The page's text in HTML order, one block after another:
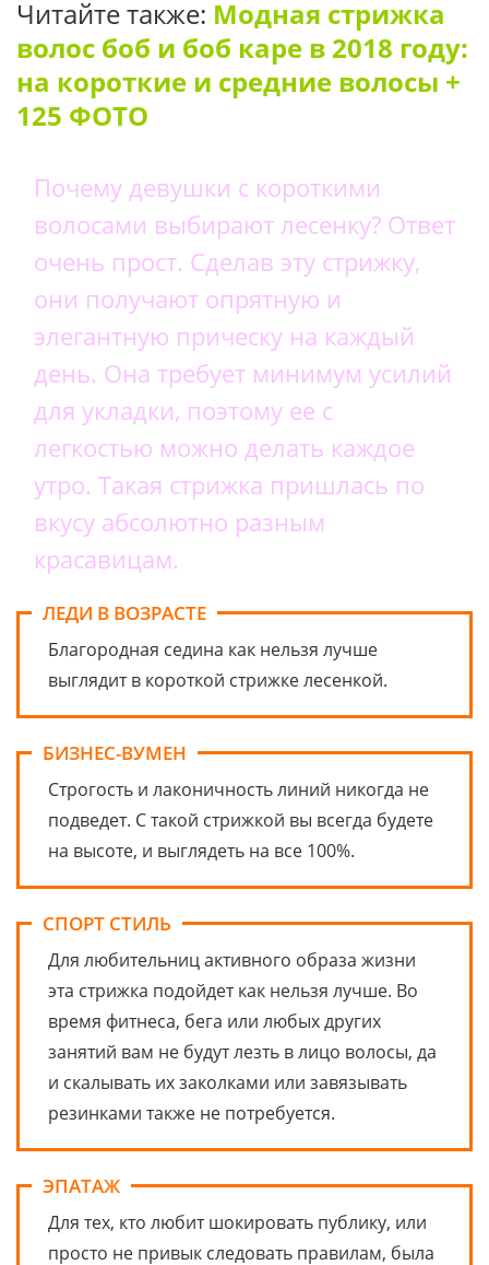
Читайте также: Модная стрижка
волос боб и боб каре в 2018 году:
на короткие и средние волосы +
125 ФОТО
Почему девушки с короткими
волосами выбирают лесенку? Ответ
очень прост. Сделав эту стрижку,
они получают опрятную и
элегантную прическу на каждый
день. Она требует минимум усилий
для укладки, поэтому ее с
легкостью можно делать каждое
утро. Такая стрижка пришлась по
вкусу абсолютно разным
красавицам.
ЛЕДИ В ВОЗРАСТЕ
Благородная седина как нельзя лучше
выглядит в короткой стрижке лесенкой.
БИЗНЕС-ВУМЕН
Строгость и лаконичность линий никогда не
подведет. С такой стрижкой вы всегда будете
на высоте, и выглядеть на все 100%.
СПОРТ СТИЛЬ
Для любительниц активного образа жизни
эта стрижка подойдет как нельзя лучше. Во
время фитнеса, бега или любых других
занятий вам не будут лезть в лицо волосы, да
и скалывать их заколками или завязывать
резинками также не потребуется.
ЭПАТАЖ
Для тех, кто любит шокировать публику, или
просто не привык следовать правилам, была